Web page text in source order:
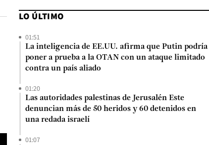
LO ÚLTIMO
01:51
La inteligencia de EE.UU. afirma que Putin podría
poner a prueba a la OTAN con un ataque limitado
contra un país aliado
01:20
Las autoridades palestinas de Jerusalén Este
denuncian más de 50 heridos y 60 detenidos en
una redada israelí
01:07